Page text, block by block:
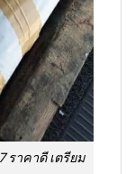
ราคาดี เตรียม